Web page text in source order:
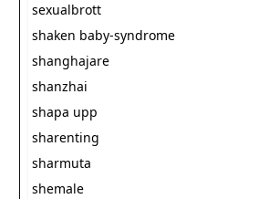
sexualbrott
shaken baby-syndrome
shanghajare
shanzhai
shapa upp
sharenting
sharmuta
shemale